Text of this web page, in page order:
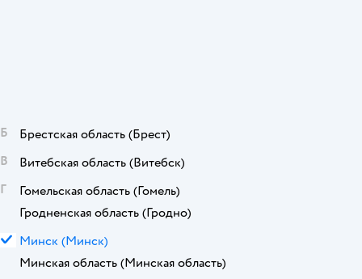
Б Брестская область (Брест)
В
Витебская область (Витебск)
Г
Гомельская область (Гомель)
Гродненская область (Гродно)
М Минск (Минск)
Минская область (Минская область)